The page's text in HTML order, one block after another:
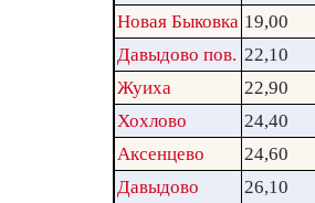
Новая Быковка 19,00
Давыдово пов. 22,10
Жуиха
22,90
Хохлово
24,40
Аксенцево
24,60
Давыдово
26,10